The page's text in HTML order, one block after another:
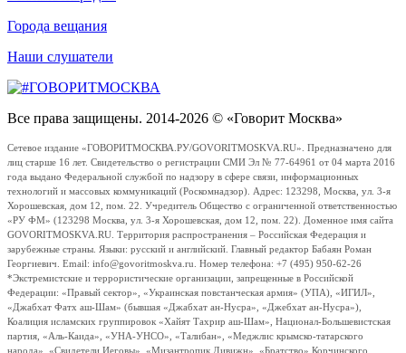
Города вещания
Наши слушатели
Все права защищены. 2014-2026 © «Говорит Москва»
Сетевое издание «ГОВОРИТМОСКВА.РУ/GOVORITMOSKVA.RU». Предназначено для
лиц старше 16 лет. Свидетельство о регистрации СМИ Эл № 77-64961 от 04 марта 2016
года выдано Федеральной службой по надзору в сфере связи, информационных
технологий и массовых коммуникаций (Роскомнадзор). Адрес: 123298, Москва, ул. 3-я
Хорошевская, дом 12, пом. 22. Учредитель Общество с ограниченной ответственностью
«РУ ФМ» (123298 Москва, ул. 3-я Хорошевская, дом 12, пом. 22). Доменное имя сайта
GOVORITMOSKVA.RU. Территория распространения – Российская Федерация и
зарубежные страны. Языки: русский и английский. Главный редактор Бабаян Роман
Георгиевич. Email: info@govoritmoskva.ru. Номер телефона: +7 (495) 950-62-26
*Экстремистские и террористические организации, запрещенные в Российской
Федерации: «Правый сектор», «Украинская повстанческая армия» (УПА), «ИГИЛ»,
«Джабхат Фатх аш-Шам» (бывшая «Джабхат ан-Нусра», «Джебхат ан-Нусра»),
Коалиция исламских группировок «Хайят Тахрир аш-Шам», Национал-Большевистская
партия, «Аль-Каида», «УНА-УНСО», «Талибан», «Меджлис крымско-татарского
народа», «Свидетели Иеговы», «Мизантропик Дивижн», «Братство» Корчинского,